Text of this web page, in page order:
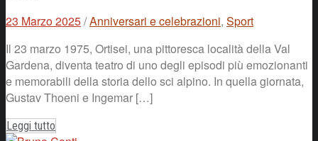
23 Marzo 2025/Anniversari e celebrazioni, Sport
Il 23 marzo 1975, Ortisei, una pittoresca località della Val
Gardena, diventa teatro di uno degli episodi più emozionanti
e memorabili della storia dello sci alpino. In quella giornata,
Gustav Thoeni e Ingemar […]
Leggi tutto